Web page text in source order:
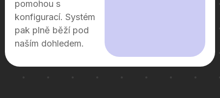
pomohou s
konfigurací. Systém
pak plně běží pod
naším dohledem.